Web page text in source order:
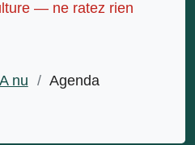
— ne ratez rien
nu / Agenda